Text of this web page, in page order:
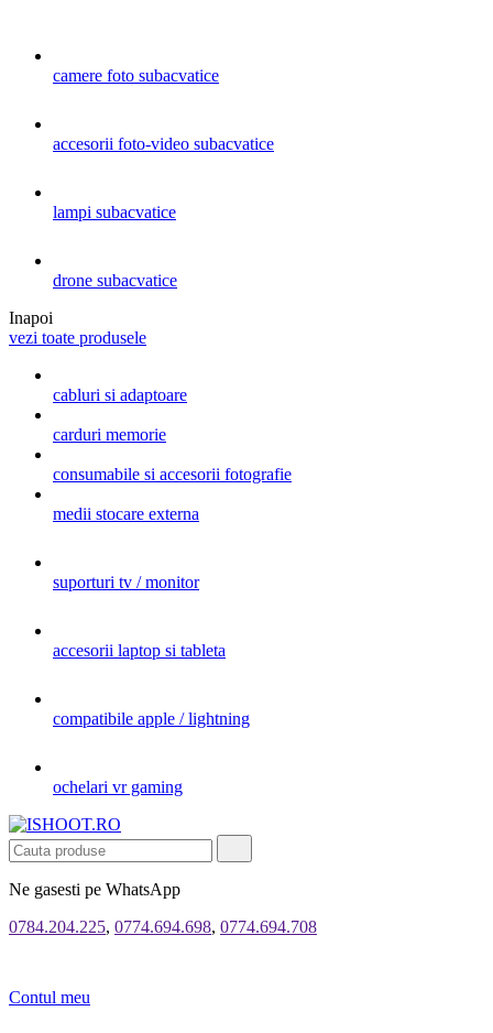
camere foto subacvatice
accesorii foto-video subacvatice
lampi subacvatice
drone subacvatice
Inapoi
vezi toate produsele
cabluri si adaptoare
carduri memorie
consumabile si accesorii fotografie
medii stocare externa
suporturi tv / monitor
accesorii laptop si tableta
compatibile apple / lightning
ochelari vr gaming
Ne gasesti pe WhatsApp
0784.204.225, 0774.694.698, 0774.694.708
Contul meu